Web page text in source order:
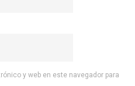
y web en este navegador para